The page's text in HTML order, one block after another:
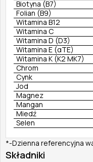
Biotyna (B7)
Folian (B9)
Witamina B12
Witamina C
Witamina D (D3)
Witamina E (αTE)
Witamina K (K2 MK7)
Chrom
Cynk
Jod
Magnez
Mangan
Miedź
Selen
*-Dzienna referencyjna
Składniki